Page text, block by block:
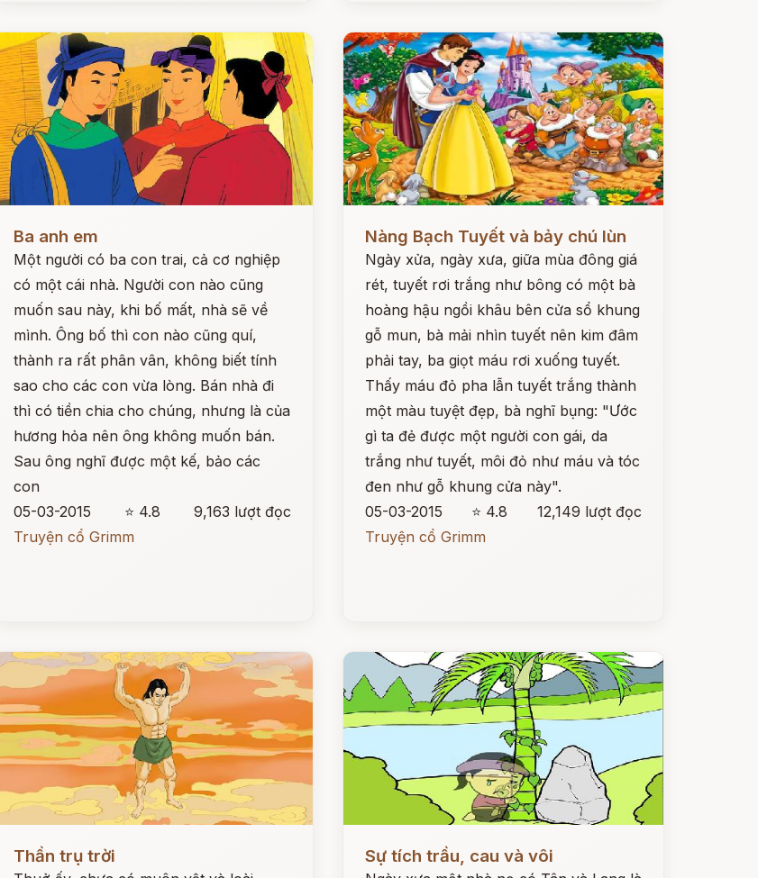
Ba anh em
Một người có ba con trai, cả cơ nghiệp
có một cái nhà. Người con nào cũng
muốn sau này, khi bố mất, nhà sẽ về
mình. Ông bố thì con nào cũng quí,
thành ra rất phân vân, không biết tính
sao cho các con vừa lòng. Bán nhà đi
thì có tiền chia cho chúng, nhưng là của
hương hỏa nên ông không muốn bán.
Sau ông nghĩ được một kế, bảo các
con
05-03-2015
⭐ 4.8
9,163 lượt đọc
Truyện cổ Grimm
Nàng Bạch Tuyết và bảy chú lùn
Ngày xửa, ngày xưa, giữa mùa đông giá
rét, tuyết rơi trắng như bông có một bà
hoàng hậu ngồi khâu bên cửa sổ khung
gỗ mun, bà mải nhìn tuyết nên kim đâm
phải tay, ba giọt máu rơi xuống tuyết.
Thấy máu đỏ pha lẫn tuyết trắng thành
một màu tuyệt đẹp, bà nghĩ bụng: "Ước
gì ta đẻ được một người con gái, da
trắng như tuyết, môi đỏ như máu và tóc
đen như gỗ khung cửa này".
05-03-2015
⭐ 4.8
12,149 lượt đọc
Truyện cổ Grimm
Đọc ngay
Thần trụ trời Sự tích trầu, cau và vôi